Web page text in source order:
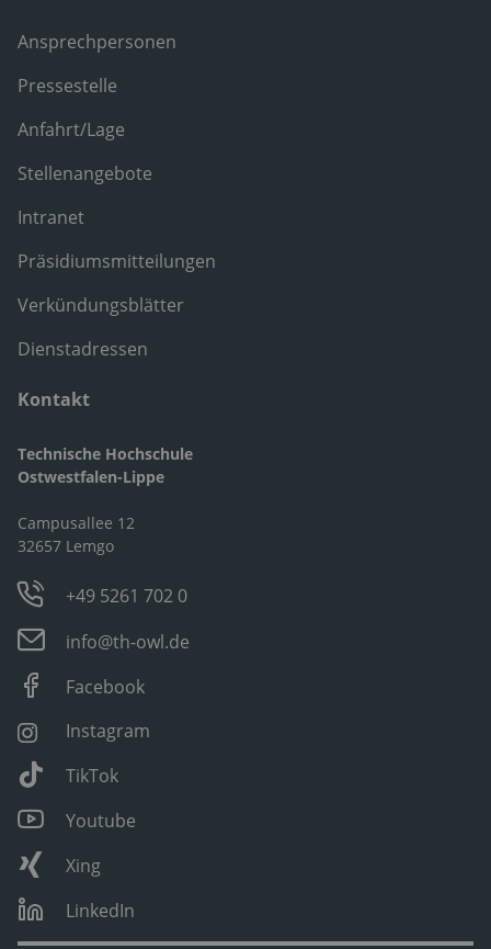
Ansprechpersonen
Pressestelle
Anfahrt/Lage
Stellenangebote
Intranet
Präsidiumsmitteilungen
Verkündungsblätter
Dienstadressen
Kontakt
Technische Hochschule
Ostwestfalen-Lippe
Campusallee 12
32657 Lemgo
+49 5261 702 0
info@th-owl.de
Facebook
Instagram
TikTok
Youtube
Xing
LinkedIn